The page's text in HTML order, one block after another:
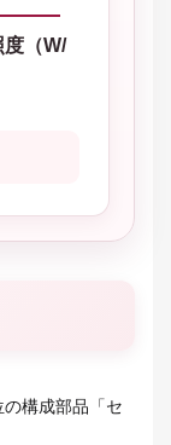
（W/
構成部品「セ